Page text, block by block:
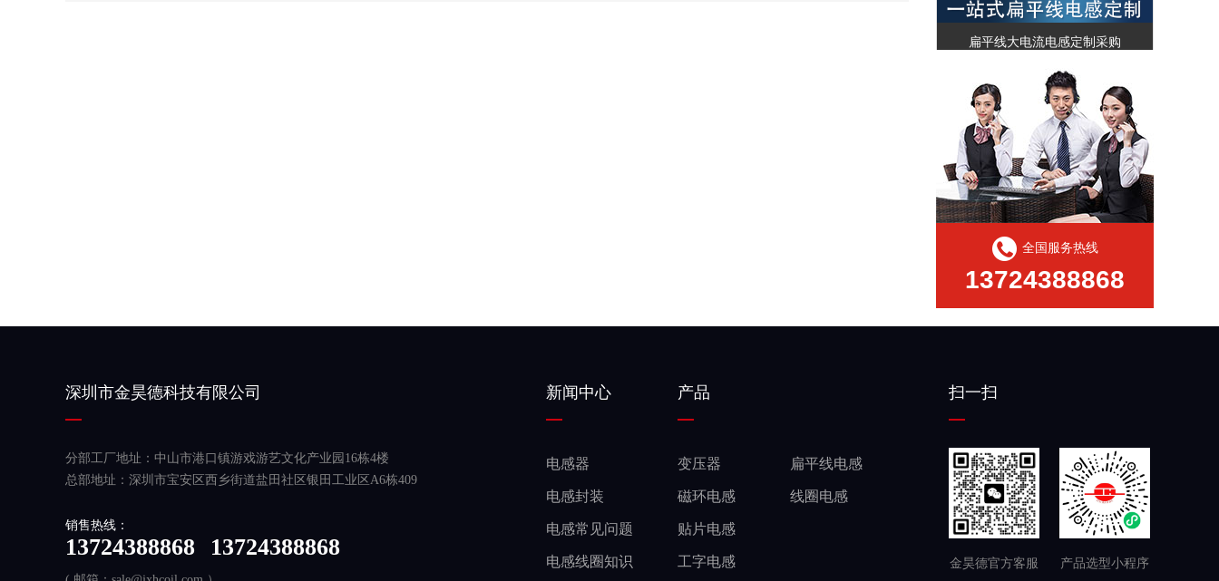
扁平线大电流电感定制采购
高频变压器(无骨架)
全国服务热线
13724388868
深圳市金昊德科技有限公司
分部工厂地址：中山市港口镇游戏游艺文化产业园16栋4楼
总部地址：深圳市宝安区西乡街道盐田社区银田工业区A6栋409
销售热线：
13724388868 13724388868
新闻中心
电感器
电感封装
电感常见问题
电感线圈知识
产品
变压器 扁平线电感
磁环电感 线圈电感
贴片电感
工字电感
扫一扫
金昊德官方客服 产品选型小程序